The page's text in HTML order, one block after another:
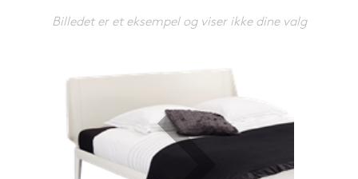
1.099,-
Billedet er et eksempel og viser ikke dine valg